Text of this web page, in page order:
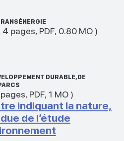
4 pages, PDF, 0.80 MO)
DURABLE, DE
, PDF, 1 MO)
indiquant la nature,
de l’étude